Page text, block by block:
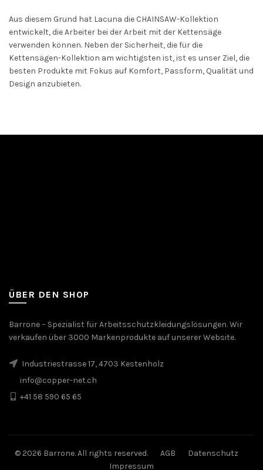
Aus diesem Grund hat Lacuna die CHAINSAW-Kollektion
entwickelt, die Arbeiter bei der Arbeit mit der Kettensäge
verwenden können. Neben der Sicherheit, die für die
Kettensägen-Kollektion am wichtigsten ist, ist es unser Ziel, die
besten Produkte mit Fokus auf Komfort, Passform, Qualität und
Design anzubieten.
ÜBER DEN SHOP
Barrone – Spezialist für Arbeitsschutzkleidungslösungen. Wir
verkaufen über 3000 Markenprodukte auf unserer Website.
Industriestrasse 17, 4703 Kestenholz
info@copper-net.ch
+41 58 590 65 65
© 2026 Barrone. All rights reserved. AGB
Datenschutz
Impressum